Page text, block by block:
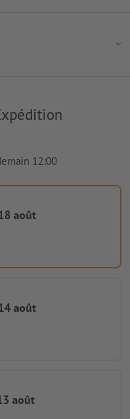
12:00
août
août
août